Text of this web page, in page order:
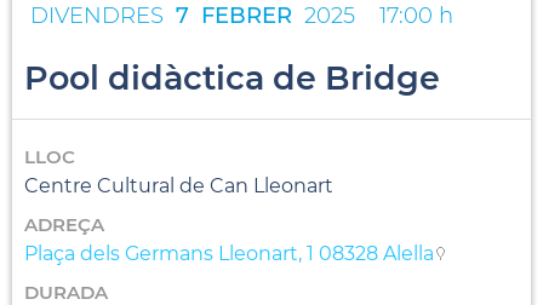
DIVENDRES 7 FEBRER 2025 17:00 h
Pool didàctica de Bridge
LLOC
Centre Cultural de Can Lleonart
ADREÇA
Plaça dels Germans Lleonart, 1 08328 Alella
DURADA